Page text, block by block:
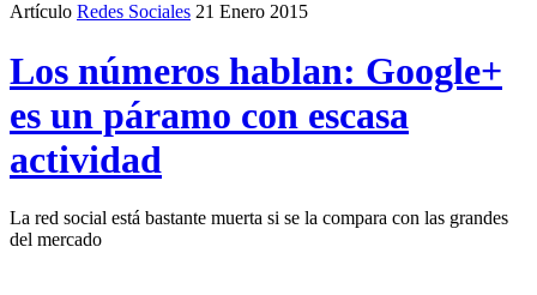
Artículo Redes Sociales 21 Enero 2015
Los números hablan: Google+
es un páramo con escasa
actividad
La red social está bastante muerta si se la compara con las grandes
del mercado